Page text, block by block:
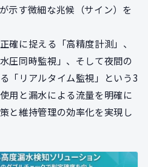
示す微細な兆候（サイン）を
確に捉える「高精度計測」、
圧同時監視」、そして夜間の
「リアルタイム監視」という3
用と漏水による流量を明確に
と維持管理の効率化を実現し